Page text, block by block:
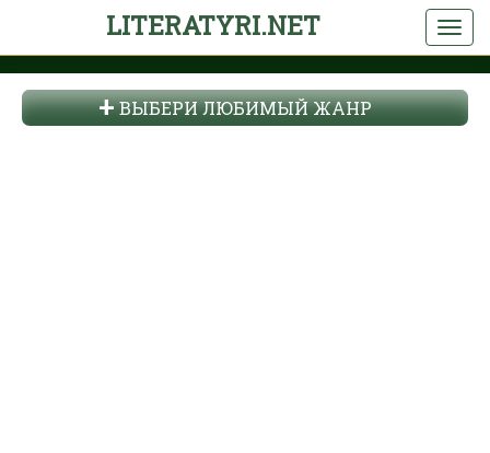
LITERATYRI.NET
ВЫБЕРИ ЛЮБИМЫЙ ЖАНР